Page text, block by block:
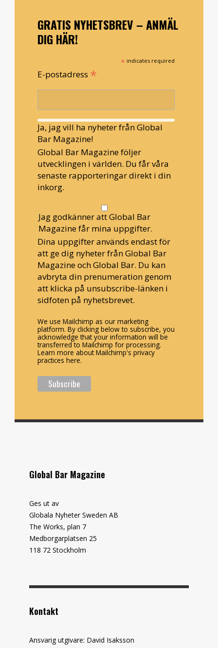
GRATIS NYHETSBREV – ANMÄL
DIG HÄR!
* indicates required
E-postadress *
Ja, jag vill ha nyheter från Global
Bar Magazine!
Global Bar Magazine följer
utvecklingen i världen. Du får våra
senaste rapporteringar direkt i din
inkorg.
Jag godkänner att Global Bar
Magazine får mina uppgifter.
Dina uppgifter används endast för
att ge dig nyheter från Global Bar
Magazine och Global Bar. Du kan
avbryta din prenumeration genom
att klicka på unsubscribe-länken i
sidfoten på nyhetsbrevet.
We use Mailchimp as our marketing
platform. By clicking below to subscribe, you
acknowledge that your information will be
transferred to Mailchimp for processing.
Learn more about Mailchimp's privacy
practices here.
Global Bar Magazine
Ges ut av
Globala Nyheter Sweden AB
The Works, plan 7
Medborgarplatsen 25
118 72 Stockholm
Kontakt
Ansvarig utgivare: David Isaksson